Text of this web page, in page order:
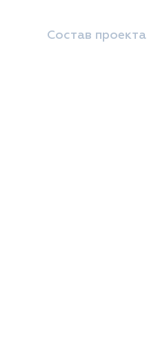
Состав проекта